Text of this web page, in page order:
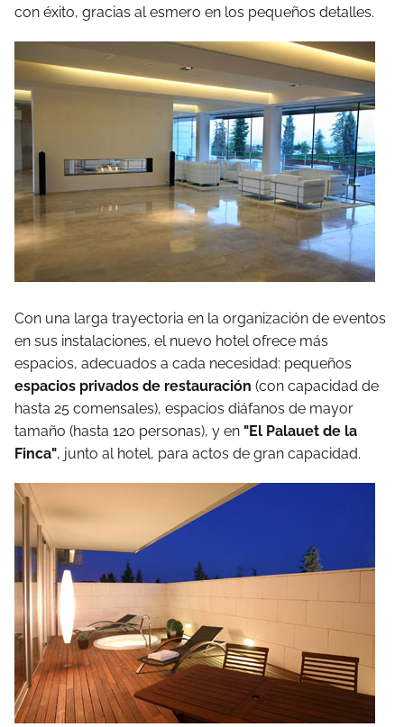
con éxito, gracias al esmero en los pequeños detalles.
Con una larga trayectoria en la organización de eventos
en sus instalaciones, el nuevo hotel ofrece más
espacios, adecuados a cada necesidad: pequeños
espacios privados de restauración (con capacidad de
hasta 25 comensales), espacios diáfanos de mayor
tamaño (hasta 120 personas), y en "El Palauet de la
Finca", junto al hotel, para actos de gran capacidad.